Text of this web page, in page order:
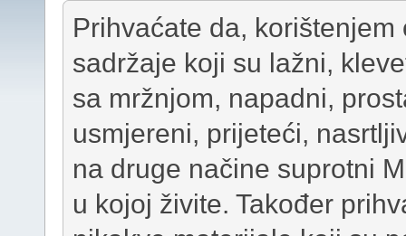
Prihvaćate da,
sadržaje koji su lažni,
sa mržnjom, napadni,
usmjereni, prijeteći,
na druge načine suprotni
u kojoj živite. Također